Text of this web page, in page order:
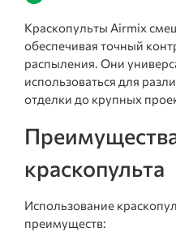
Краскопульты Airmix
обеспечивая точный
распыления. Они
использоваться для
отделки до крупных
краскопульта
Использование
преимуществ: